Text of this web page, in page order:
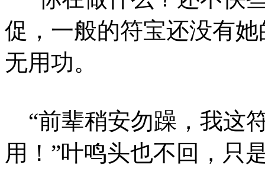
促，一般的符宝还没有
无用功。
“前辈稍安勿躁，我这
用！”叶鸣头也不回，只